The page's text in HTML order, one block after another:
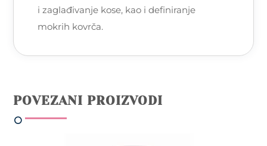
i zaglađivanje kose, kao i definiranje
mokrih kovrča.
POVEZANI PROIZVODI